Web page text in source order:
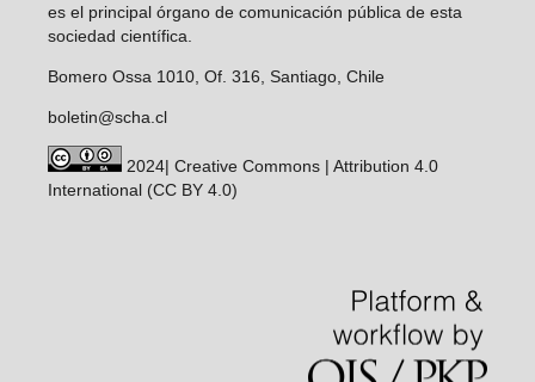
es el principal órgano de comunicación pública de esta
sociedad científica.
Bomero Ossa 1010, Of. 316, Santiago, Chile
boletin@scha.cl
2024| Creative Commons | Attribution 4.0
International (CC BY 4.0)